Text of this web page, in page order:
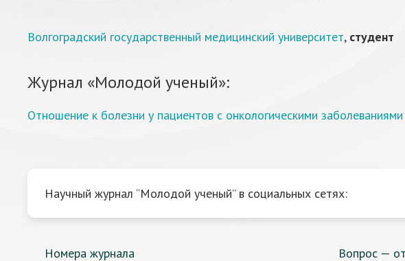
Волгоградский государственный медицинский университет, студент
Журнал «Молодой ученый»:
Отношение к болезни у пациентов с онкологическими заболеваниями
Научный журнал “Молодой ученый” в социальных сетях:
Номера журнала Вопрос —